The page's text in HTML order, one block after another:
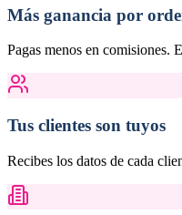
Más ganancia por
Pagas menos en comisiones.
Tus clientes son tuyos
Recibes los datos de cada